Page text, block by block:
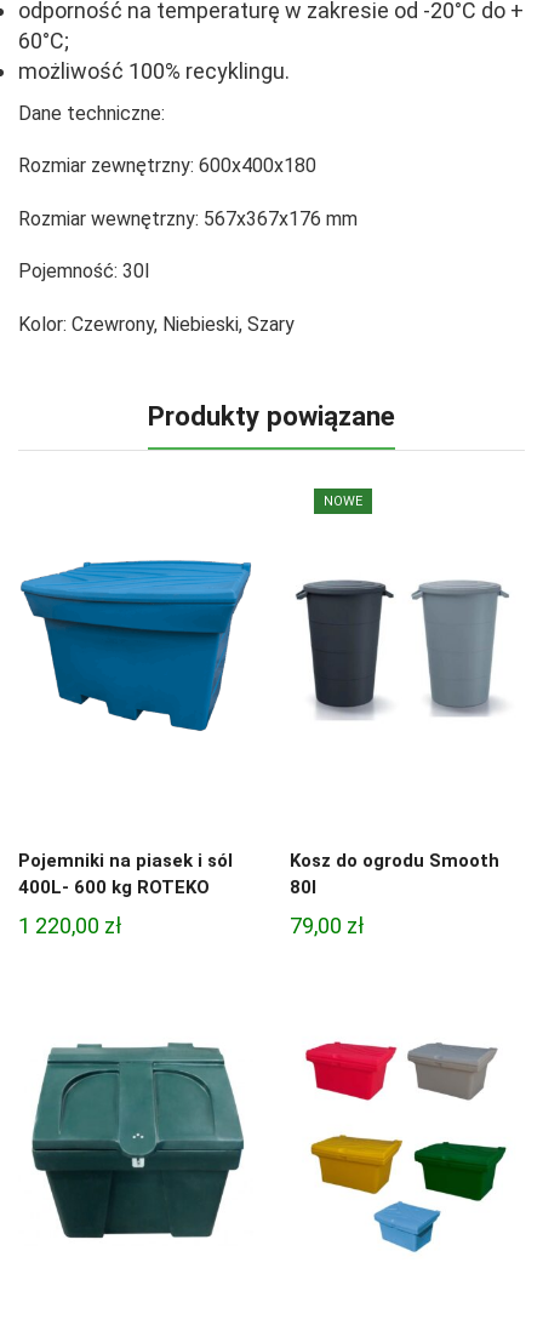
odporność na temperaturę w zakresie od -20°C do +
60°C;
możliwość 100% recyklingu.
Dane techniczne:
Rozmiar zewnętrzny: 600x400x180
Rozmiar wewnętrzny: 567x367x176 mm
Pojemność: 30l
Kolor: Czewrony, Niebieski, Szary
Produkty powiązane
Pojemniki na piasek i sól
400L- 600 kg ROTEKO
1 220,00 zł
NOWE
Kosz do ogrodu Smooth
80l
79,00 zł